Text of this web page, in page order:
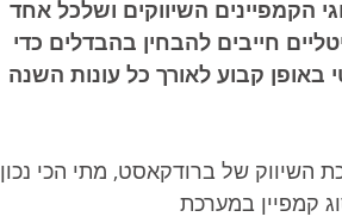
הקמפיינים השיווקים ושלכל אחד
חייבים להבחין בהבדלים כדי
באופן קבוע לאורך כל עונות השנה
השיווק של ברודקאסט, מתי הכי נכון
קמפיין במערכת